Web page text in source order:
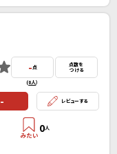
-点
(0人）
点数を
つける
- レビューする
0人